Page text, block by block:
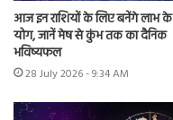
आज इन राशियों के लिए बनेंगे लाभ के
योग, जानें मेष से कुंभ तक का दैनिक
भविष्यफल
28 July 2026 - 9:34 AM